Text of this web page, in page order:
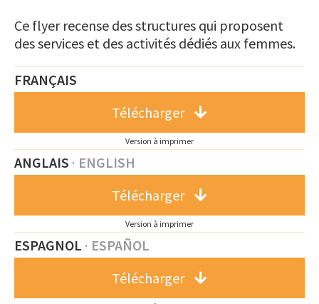
Ce flyer recense des structures qui proposent
des services et des activités dédiés aux femmes.
FRANÇAIS
Télécharger
Version à imprimer
ANGLAIS · ENGLISH
Télécharger
Version à imprimer
ESPAGNOL · ESPAÑOL
Télécharger